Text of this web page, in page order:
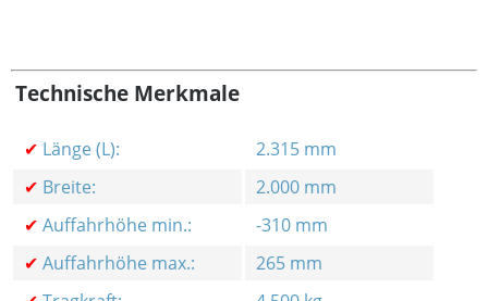
Technische Merkmale
✔ Länge (L):
2.315 mm
✔ Breite:
2.000 mm
✔ Auffahrhöhe min.:
-310 mm
✔ Auffahrhöhe max.:
265 mm